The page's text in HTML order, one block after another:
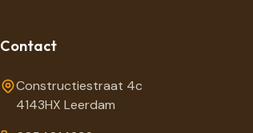
Contact
Constructiestraat 4c
4143HX Leerdam